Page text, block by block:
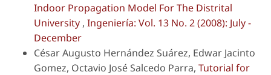
Indoor Propagation Model For The Distrital
University , Ingeniería: Vol. 13 No. 2 (2008): July -
December
César Augusto Hernández Suárez, Edwar Jacinto
Gomez, Octavio José Salcedo Parra, Tutorial for